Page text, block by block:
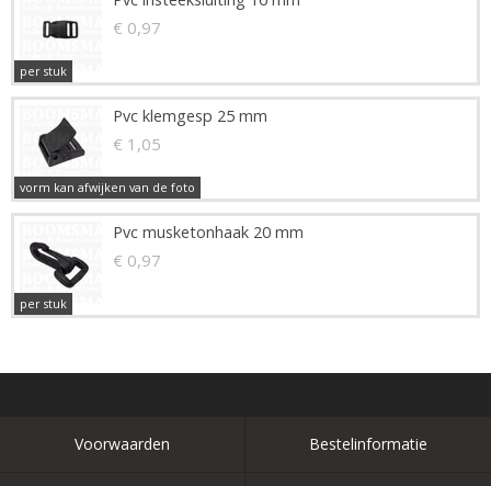
€ 0,97
per stuk
Pvc klemgesp 25 mm
€ 1,05
vorm kan afwijken van de foto
Pvc musketonhaak 20 mm
€ 0,97
per stuk
Voorwaarden Bestelinformatie